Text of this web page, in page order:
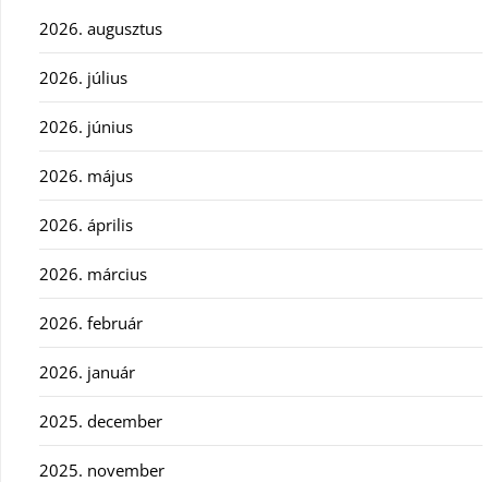
2026. augusztus
2026. július
2026. június
2026. május
2026. április
2026. március
2026. február
2026. január
2025. december
2025. november